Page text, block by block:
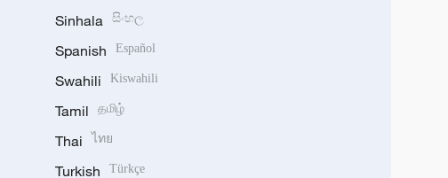
Sinhala සිංහල
Spanish Español
Swahili Kiswahili
Tamil தமிழ்
Thai ไทย
Turkish Türkçe